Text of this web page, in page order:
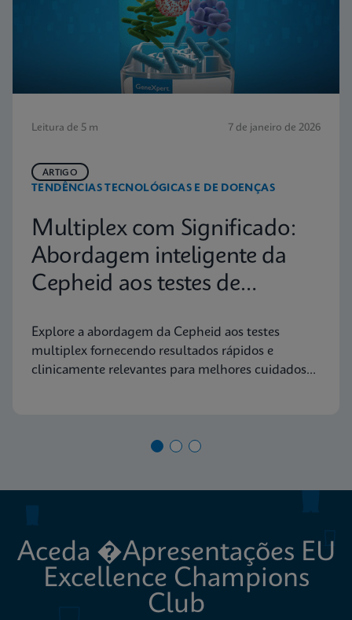
Leitura de 5 m 7 de janeiro de 2026
TENDÊNCIAS TECNOLÓGICAS E DE DOENÇAS
ARTIGO
Multiplex com Significado:
Abordagem inteligente da
Cepheid aos testes de
Explore a abordagem da Cepheid aos testes
multiplex fornecendo resultados rápidos e
clinicamente relevantes para melhores cuidados
Aceda �Apresentações EU
Excellence Champions
Club